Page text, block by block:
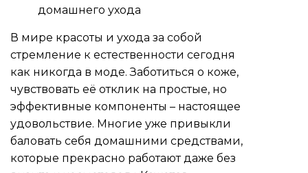
домашнего ухода
В мире красоты и ухода за собой
стремление к естественности сегодня
как никогда в моде. Заботиться о коже,
чувствовать её отклик на простые, но
эффективные компоненты – настоящее
удовольствие. Многие уже привыкли
баловать себя домашними средствами,
которые прекрасно работают даже без